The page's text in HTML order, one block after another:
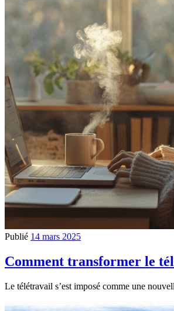
Publié 14 mars 2025
Comment transformer le
Le télétravail s’est imposé comme une